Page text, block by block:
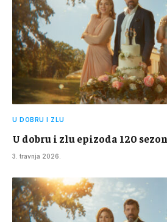
U DOBRU I ZLU
U dobru i zlu epizoda 120
3. travnja 2026.